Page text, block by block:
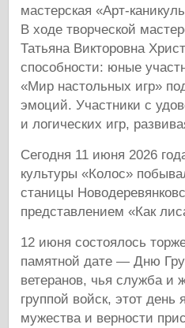
мастерская
В ходе творческой
Татьяна Викторовна
способности: юные
«Мир настольных игр»
эмоций. Участники с
и логических игр,
Сегодня 11 июня 2026
культуры «Колос»
станицы
представлением «Как
12 июня состоялось
памятной дате — Дню
ветеранов, чья служба и
группой войск, этот
мужества и верности